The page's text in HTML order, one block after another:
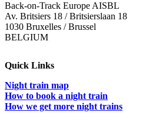
Back-on-Track Europe AISBL
Av. Britsiers 18 / Britsierslaan 18
1030 Bruxelles / Brussel
BELGIUM
Quick Links
Night train map
How to book a night train
How we get more night trains